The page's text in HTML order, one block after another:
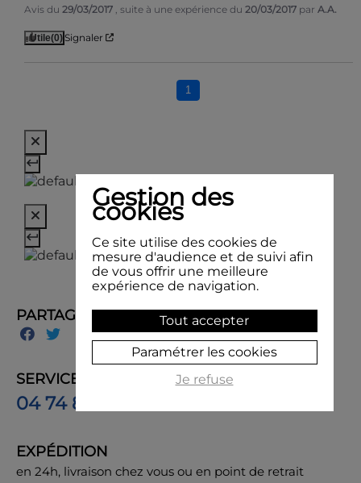
Avis du 29/03/2017 , suite à une expérience du 20/03/2017 par A.A.
Utile(0) Signaler
1
PARTAGER
SERVICE CLIENT
04 74 85 50 00
EXPÉDITION
en 24h, livraison chez vous ou en point de retrait
Gestion des
cookies
Ce site utilise des cookies de
mesure d'audience et de suivi afin
de vous offrir une meilleure
expérience de navigation.
Tout accepter
Paramétrer les cookies
Je refuse